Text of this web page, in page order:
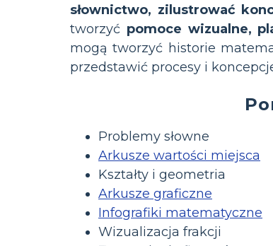
słownictwo, zilustrować
tworzyć pomoce wizualne,
mogą tworzyć historie
przedstawić procesy i
Problemy słowne
Arkusze wartości miejsca
Kształty i geometria
Arkusze graficzne
Infografiki matematyczne
Wizualizacja frakcji